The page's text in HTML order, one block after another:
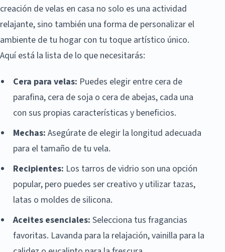
creación de velas en casa no solo es una actividad
relajante, sino también una forma de personalizar el
ambiente de tu hogar con tu toque artístico único.
Aquí está la lista de lo que necesitarás:
Cera para velas: Puedes elegir entre cera de
parafina, cera de soja o cera de abejas, cada una
con sus propias características y beneficios.
Mechas: Asegúrate de elegir la longitud adecuada
para el tamaño de tu vela.
Recipientes: Los tarros de vidrio son una opción
popular, pero puedes ser creativo y utilizar tazas,
latas o moldes de silicona.
Aceites esenciales: Selecciona tus fragancias
favoritas. Lavanda para la relajación, vainilla para la